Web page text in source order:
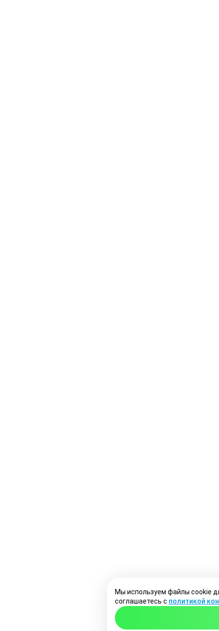
Мы используем файлы cookie
соглашаетесь с политикой